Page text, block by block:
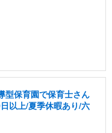
型保育園で保育士さん
以上/夏季休暇あり/六